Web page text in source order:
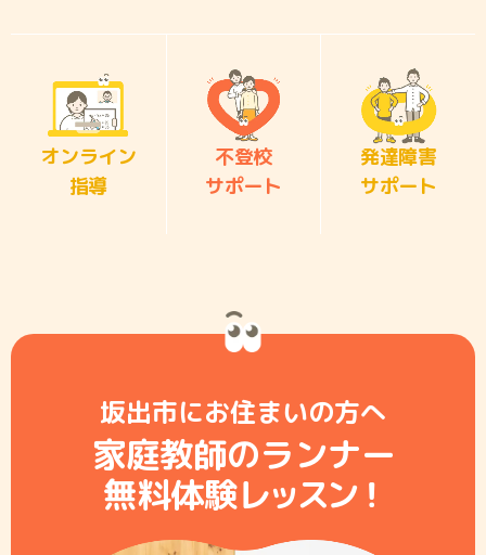
オンライン
指導
不登校
サポート
発達障害
サポート
坂出市にお住まいの方へ
家庭教師のランナー
無料体験レッスン！